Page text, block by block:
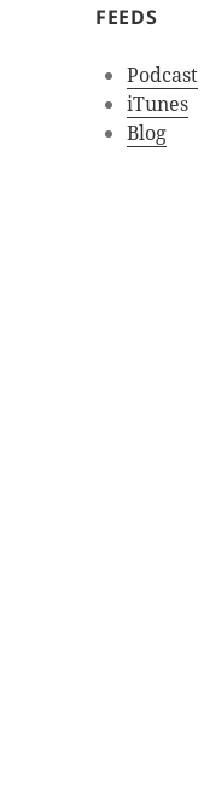
FEEDS
Podcast
iTunes
Blog